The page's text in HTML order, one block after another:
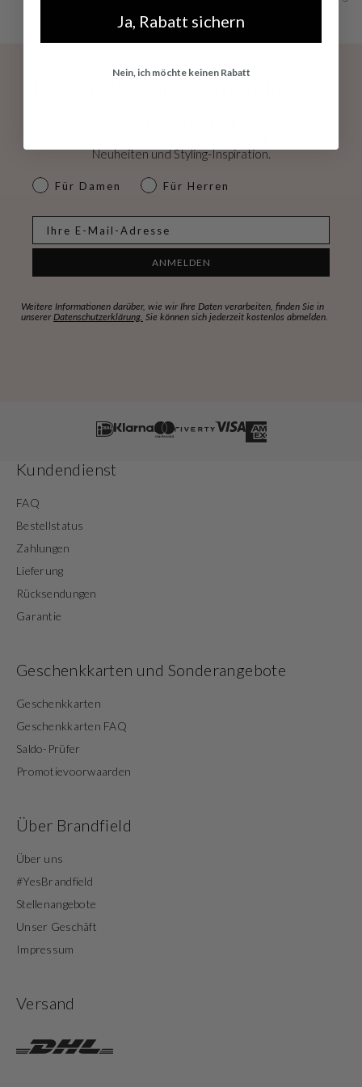
Neuheiten und Styling-Inspiration.
dames & heren
Für Damen Für Herren
ANMELDEN
Weitere Informationen darüber, wie wir Ihre Daten verarbeiten, finden Sie in
unserer Datenschutzerklärung. Sie können sich jederzeit kostenlos abmelden.
Kundendienst
FAQ
Bestellstatus
Zahlungen
Lieferung
Rücksendungen
Garantie
Geschenkkarten und Sonderangebote
Geschenkkarten
Geschenkkarten FAQ
Saldo-Prüfer
Promotievoorwaarden
Über Brandfield
Über uns
#YesBrandfield
Stellenangebote
Unser Geschäft
Impressum
Versand
Ja, Rabatt sichern
Nein, ich möchte keinen Rabatt